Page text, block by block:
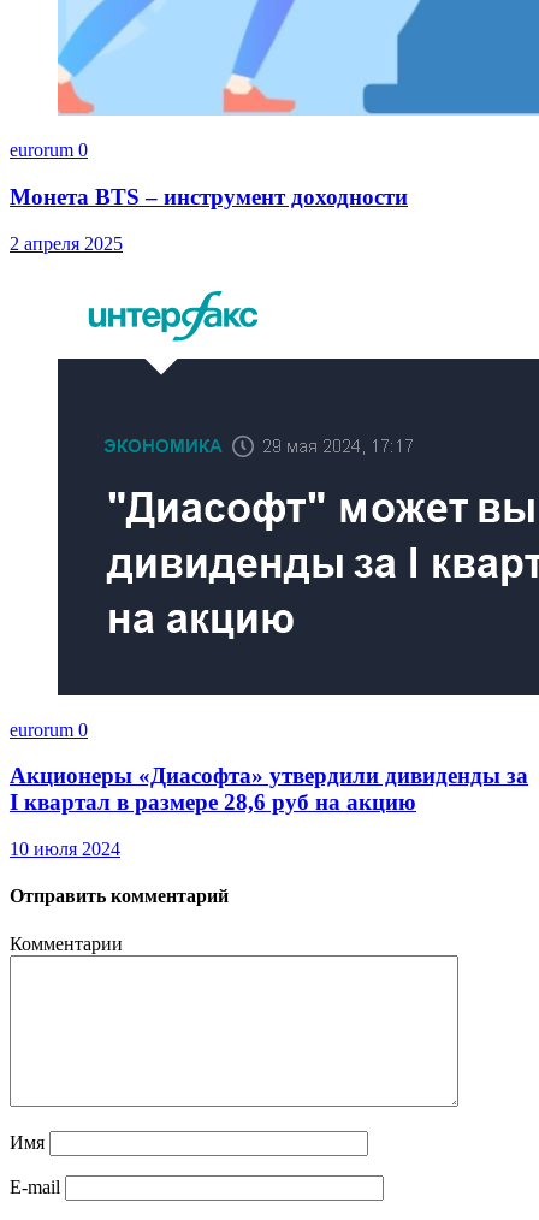
eurorum 0
Монета BTS – инструмент доходности
2 апреля 2025
eurorum 0
Акционеры «Диасофта» утвердили дивиденды за
I квартал в размере 28,6 руб на акцию
10 июля 2024
Отправить комментарий
Комментарии
Имя
E-mail